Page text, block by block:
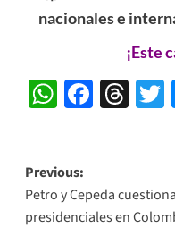
nacionales e
¡Este
Post
navigation
Previous:
Petro y Cepeda
presidenciales en